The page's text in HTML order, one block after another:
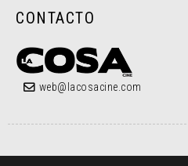
CONTACTO
web@lacosacine.com